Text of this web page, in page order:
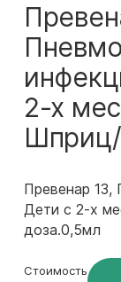
2-х
Превенар 13,
Дети с 2-х
доза.0,5мл
Стоимость